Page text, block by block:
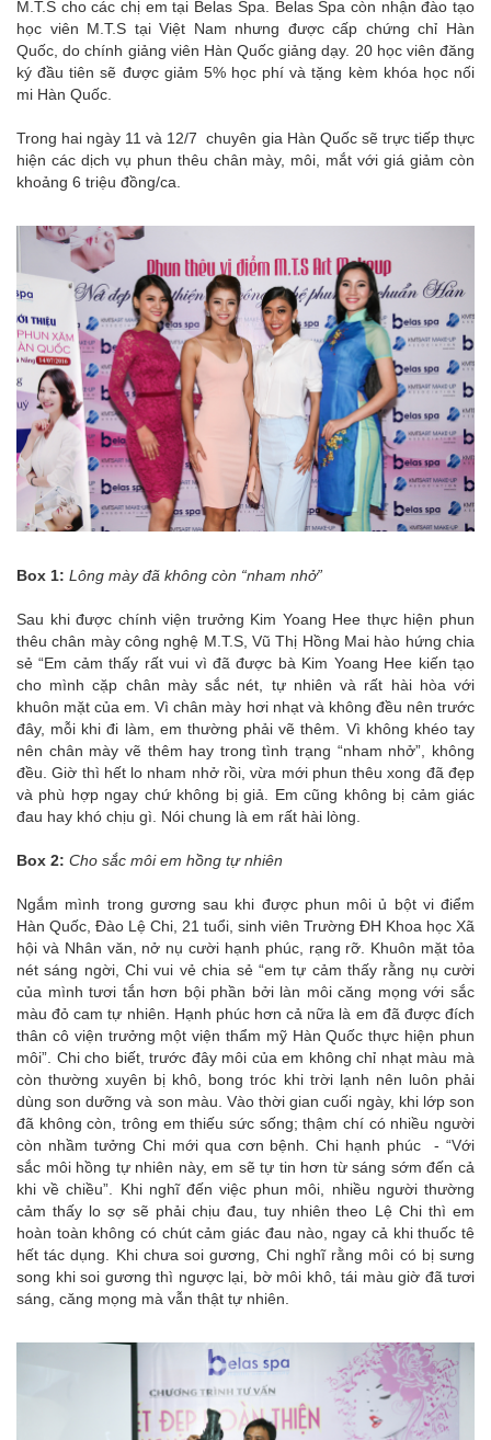
M.T.S cho các chị em tại Belas Spa. Belas Spa còn nhận đào tạo
học viên M.T.S tại Việt Nam nhưng được cấp chứng chỉ Hàn
Quốc, do chính giảng viên Hàn Quốc giảng dạy. 20 học viên đăng
ký đầu tiên sẽ được giảm 5% học phí và tặng kèm khóa học nối
mi Hàn Quốc.
Trong hai ngày 11 và 12/7 chuyên gia Hàn Quốc sẽ trực tiếp thực
hiện các dịch vụ phun thêu chân mày, môi, mắt với giá giảm còn
khoảng 6 triệu đồng/ca.
Box 1: Lông mày đã không còn “nham nhở”
Sau khi được chính viện trưởng Kim Yoang Hee thực hiện phun
thêu chân mày công nghệ M.T.S, Vũ Thị Hồng Mai hào hứng chia
sẻ “Em cảm thấy rất vui vì đã được bà Kim Yoang Hee kiến tạo
cho mình cặp chân mày sắc nét, tự nhiên và rất hài hòa với
khuôn mặt của em. Vì chân mày hơi nhạt và không đều nên trước
đây, mỗi khi đi làm, em thường phải vẽ thêm. Vì không khéo tay
nên chân mày vẽ thêm hay trong tình trạng “nham nhở”, không
đều. Giờ thì hết lo nham nhở rồi, vừa mới phun thêu xong đã đẹp
và phù hợp ngay chứ không bị giả. Em cũng không bị cảm giác
đau hay khó chịu gì. Nói chung là em rất hài lòng.
Box 2: Cho sắc môi em hồng tự nhiên
Ngắm mình trong gương sau khi được phun môi ủ bột vi điểm
Hàn Quốc, Đào Lệ Chi, 21 tuổi, sinh viên Trường ĐH Khoa học Xã
hội và Nhân văn, nở nụ cười hạnh phúc, rạng rỡ. Khuôn mặt tỏa
nét sáng ngời, Chi vui vẻ chia sẻ “em tự cảm thấy rằng nụ cười
của mình tươi tắn hơn bội phần bởi làn môi căng mọng với sắc
màu đỏ cam tự nhiên. Hạnh phúc hơn cả nữa là em đã được đích
thân cô viện trưởng một viện thẩm mỹ Hàn Quốc thực hiện phun
môi”. Chi cho biết, trước đây môi của em không chỉ nhạt màu mà
còn thường xuyên bị khô, bong tróc khi trời lạnh nên luôn phải
dùng son dưỡng và son màu. Vào thời gian cuối ngày, khi lớp son
đã không còn, trông em thiếu sức sống; thậm chí có nhiều người
còn nhầm tưởng Chi mới qua cơn bệnh. Chi hạnh phúc - “Với
sắc môi hồng tự nhiên này, em sẽ tự tin hơn từ sáng sớm đến cả
khi về chiều”. Khi nghĩ đến việc phun môi, nhiều người thường
cảm thấy lo sợ sẽ phải chịu đau, tuy nhiên theo Lệ Chi thì em
hoàn toàn không có chút cảm giác đau nào, ngay cả khi thuốc tê
hết tác dụng. Khi chưa soi gương, Chi nghĩ rằng môi có bị sưng
song khi soi gương thì ngược lại, bờ môi khô, tái màu giờ đã tươi
sáng, căng mọng mà vẫn thật tự nhiên.